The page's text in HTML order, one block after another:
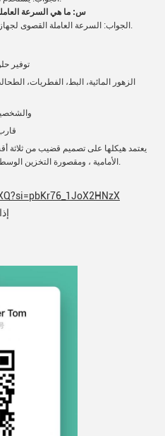
س: ما هي السرعة
الجواب: السرعة العاملة القصوى لجهاز حصد الأعشاب المائية هي 8 كم / ساعة.
توفير
يعتمد هيكلها على تصميم قضيب من ثلاثة
الأمامية ، ومقصورة التخزين الوسطى مع مقصورة التخزين والتفريغ الخلفية.